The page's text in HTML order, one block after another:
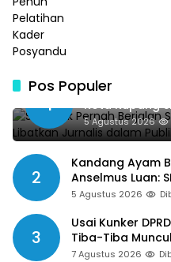
Pos Populer
1
SMSI Tak
Kota Kupang
Publikasi
5 Agustus 2026
2
Kandang Ayam BUMDes Renrua Terbengkalai,
Anselmus Luan:
Aparat Desa
5 Agustus 2026
3
Usai Kunker
Tiba-Tiba
Guru
7 Agustus 2026